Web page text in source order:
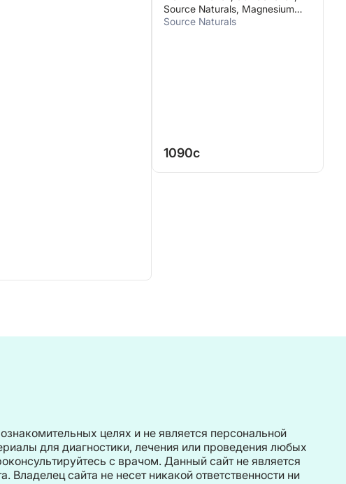
Source Naturals, Magnesium
Malate
Source Naturals
1090c
целях и не является персональной
для диагностики, лечения или проведения любых
с врачом. Данный сайт не является
сайта не несет никакой ответственности ни